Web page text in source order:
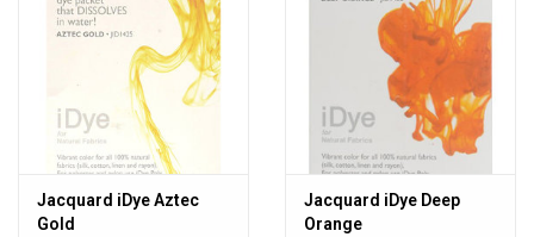
Jacquard iDye Aztec
Gold
Jacquard iDye Deep
Orange